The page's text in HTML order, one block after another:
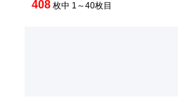
408 枚中 1～40枚目